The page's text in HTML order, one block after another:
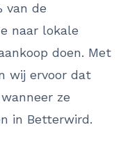
van de
naar lokale
doen. Met
wij ervoor dat
ze
in Betterwird.